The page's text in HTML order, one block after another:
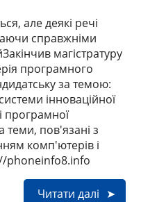
але деякі речі
справжніми
магістратуру
програмного
за темою:
інноваційної
програмної
теми, пов'язані з
комп'ютерів і
phoneinfo8.info
Читати далі